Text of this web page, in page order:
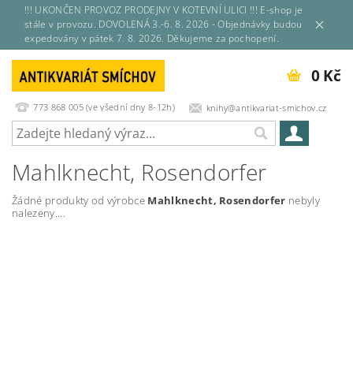
!!! UKONČEN PROVOZ PRODEJNY V KOTEVNÍ ULICI !!! E-shop je
stále v provozu. DOVOLENÁ 3.-6. 8. 2026 - Objednávky budou
expedovány v pátek 7. 8. 2026. Děkujeme za pochopení.
773 868 005 (ve všední dny 8-12h) knihy@antikvariat-smichov.cz
0 Kč
Mahlknecht, Rosendorfer
Žádné produkty od výrobce Mahlknecht, Rosendorfer nebyly
nalezeny....